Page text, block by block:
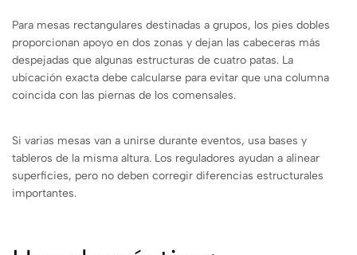
Para mesas rectangulares destinadas a grupos, los pies dobles
proporcionan apoyo en dos zonas y dejan las cabeceras más
despejadas que algunas estructuras de cuatro patas. La
ubicación exacta debe calcularse para evitar que una columna
coincida con las piernas de los comensales.
Si varias mesas van a unirse durante eventos, usa bases y
tableros de la misma altura. Los reguladores ayudan a alinear
superficies, pero no deben corregir diferencias estructurales
importantes.